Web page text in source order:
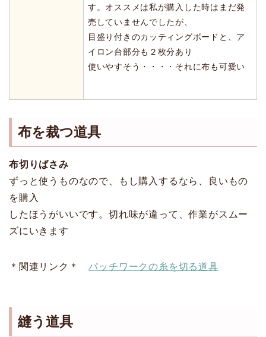
す。オススメは私が購入した時はまだ発
売していませんでしたが、
目盛り付きのカッティングボードと、ア
イロン台部分も２枚分あり
使いやすそう・・・・それに布も可愛い
布を裁つ道具
布切りばさみ
ずっと使うものなので、もし購入するなら、良いもの
を購入
したほうがいいです。切れ味が違って、作業がスムー
ズにいきます
＊関連リンク＊パッチワークの糸を切る道具
縫う道具